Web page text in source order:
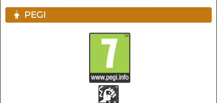
PEGI